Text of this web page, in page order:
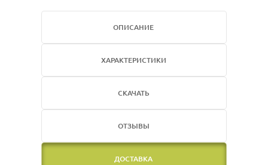
ОПИСАНИЕ
ХАРАКТЕРИСТИКИ
СКАЧАТЬ
ОТЗЫВЫ
ДОСТАВКА